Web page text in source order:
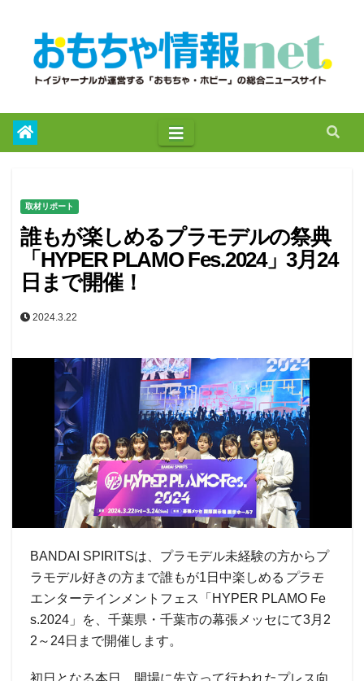
取材リポート
誰もが楽しめるプラモデルの祭典
「HYPER PLAMO Fes.2024」3月24
日まで開催！
2024.3.22
BANDAI SPIRITSは、プラモデル未経験の方からプ
ラモデル好きの方まで誰もが1日中楽しめる プラモ
エンターテインメントフェス「HYPER PLAMO Fe
s.2024」を、千葉県・千葉市の幕張メッセにて3月2
2～24日まで開催します。
初日となる本日、開場に先立って行われたプレス向